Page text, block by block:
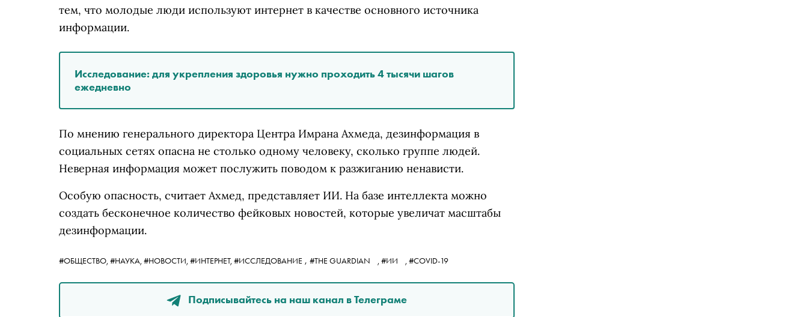
тем, что молодые люди используют интернет в качестве основного источника
информации.
Исследование: для укрепления здоровья нужно проходить 4 тысячи шагов
ежедневно
По мнению генерального директора Центра Имрана Ахмеда, дезинформация в
социальных сетях опасна не столько одному человеку, сколько группе людей.
Неверная информация может послужить поводом к разжиганию ненависти.
Особую опасность, считает Ахмед, представляет ИИ. На базе интеллекта можно
создать бесконечное количество фейковых новостей, которые увеличат масштабы
дезинформации.
#ОБЩЕСТВО, #НАУКА, #НОВОСТИ, #ИНТЕРНЕТ, #ИССЛЕДОВАНИЕ , #THE GUARDIAN , #ИИ , #COVID-19
Подписывайтесь на наш канал в Телеграме